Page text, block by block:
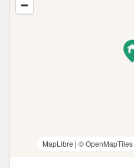
MapLibre | © OpenMapTiles